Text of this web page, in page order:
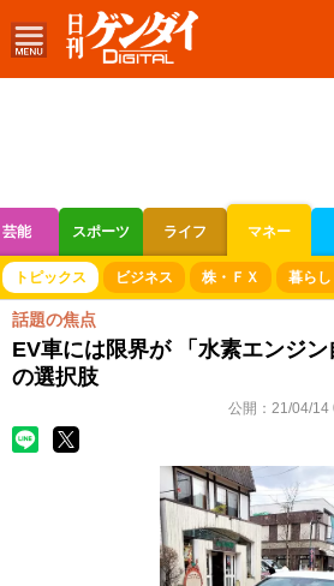
芸能 スポーツ ライフ マネー
ボートレース 競輪 オートレース
トピックス ビジネス 株・ＦＸ 暮ら
話題の焦点
EV車には限界が 「水素エンジ
の選択肢
公開： 21/04/14